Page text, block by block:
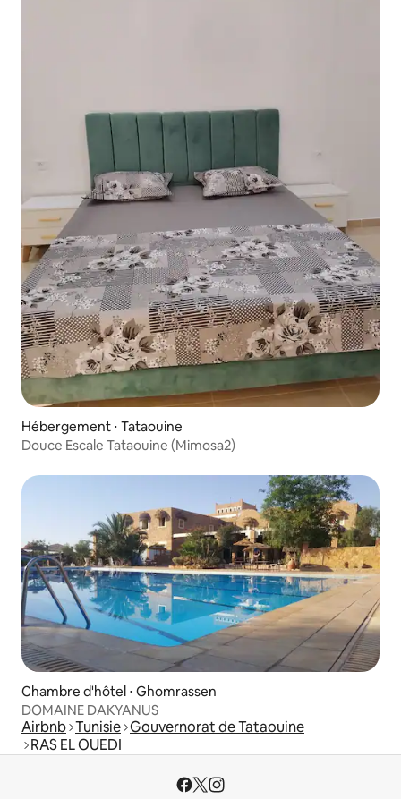
Hébergement ⋅ Tataouine
Douce Escale Tataouine (Mimosa2)
Chambre d'hôtel ⋅ Ghomrassen
DOMAINE DAKYANUS
Airbnb Tunisie Gouvernorat de Tataouine
RAS EL OUEDI